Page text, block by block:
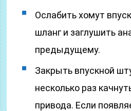
Ослабить хомут
шланг и заглушить
предыдущему.
Закрыть впускной
несколько раз
привода. Если